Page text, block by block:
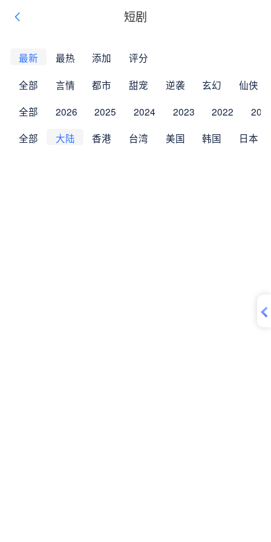
短剧
最新 最热 添加 评分
全部 言情 都市 甜宠 逆袭 玄幻 仙侠
全部 2026 2025 2024 2023 2022
全部 大陆 香港 台湾 美国 韩国 日本